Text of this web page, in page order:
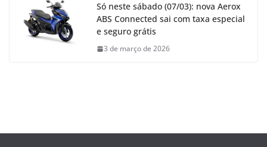
Só neste sábado (07/03): nova Aerox
ABS Connected sai com taxa especial
e seguro grátis
3 de março de 2026